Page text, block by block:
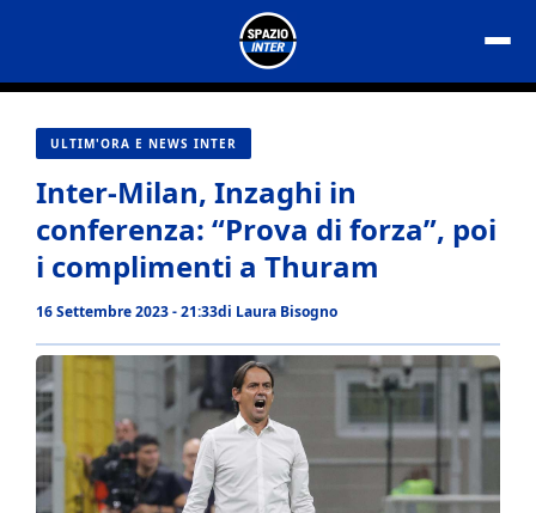
contenuto
ULTIM'ORA E NEWS INTER
Inter-Milan, Inzaghi in
conferenza: “Prova di forza”, poi
i complimenti a Thuram
16 Settembre 2023 - 21:33di Laura Bisogno